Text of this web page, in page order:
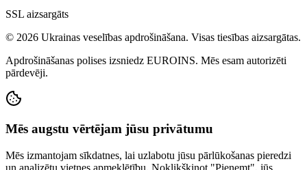
SSL aizsargāts
© 2026 Ukrainas veselības apdrošināšana. Visas tiesības aizsargātas.
Apdrošināšanas polises izsniedz EUROINS. Mēs esam autorizēti
pārdevēji.
Mēs augstu vērtējam jūsu privātumu
Mēs izmantojam sīkdatnes, lai uzlabotu jūsu pārlūkošanas pieredzi
un analizētu vietnes apmeklētību. Noklikšķinot "Pieņemt", jūs